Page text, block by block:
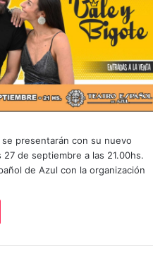
se presentarán con su nuevo
de septiembre a las 21.00hs.
de Azul con la organización